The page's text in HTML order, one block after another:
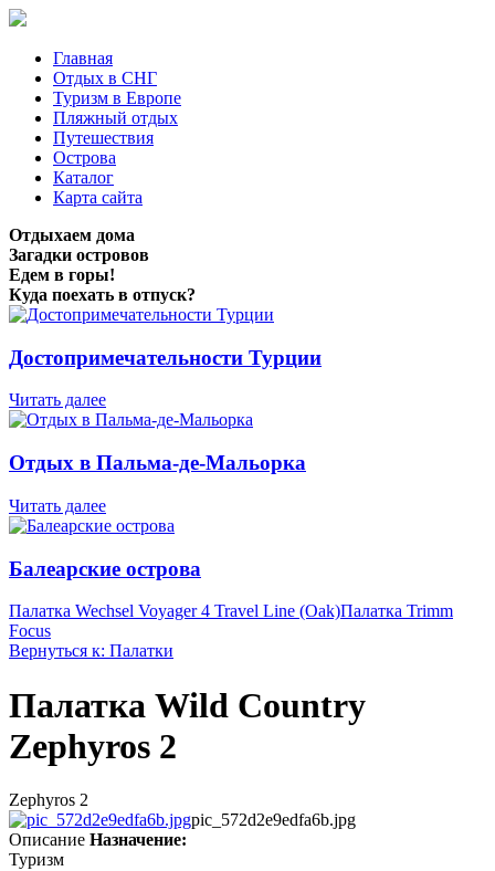
Главная
Отдых в СНГ
Туризм в Европе
Пляжный отдых
Путешествия
Острова
Каталог
Карта сайта
Отдыхаем дома
Загадки островов
Едем в горы!
Куда поехать в отпуск?
Достопримечательности Турции
Читать далее
Отдых в Пальма-де-Мальорка
Читать далее
Балеарские острова
Палатка Wechsel Voyager 4 Travel Line (Oak)Палатка Trimm
Focus
Вернуться к: Палатки
Палатка Wild Country
Zephyros 2
Zephyros 2
pic_572d2e9edfa6b.jpg
Описание Назначение:
Туризм